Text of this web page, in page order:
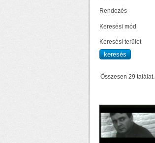
Rendezés
Keresési mód
Keresési terület
Összesen 29 találat.